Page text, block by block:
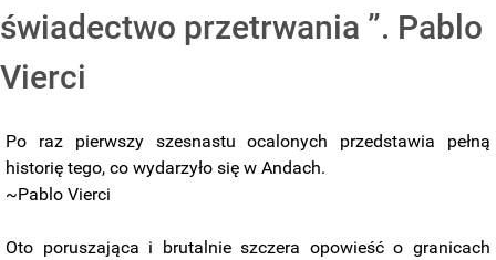
świadectwo przetrwania ”. Pablo
Vierci
Po raz pierwszy szesnastu ocalonych przedstawia pełną
historię tego, co wydarzyło się w Andach.
~Pablo Vierci
Oto poruszająca i brutalnie szczera opowieść o granicach